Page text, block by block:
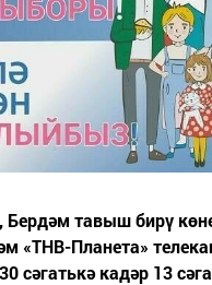
Бердәм тавыш бирү
«ТНВ-Планета»
сәгатькә кадәр 13